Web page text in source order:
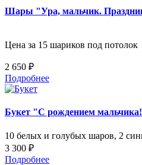
Шары "Ура, мальчик.
Цена за 15 шариков под потолок
2 650 ₽
Подробнее
Букет "С рождением
10 белых и голубых шаров, 2
3 300 ₽
Подробнее